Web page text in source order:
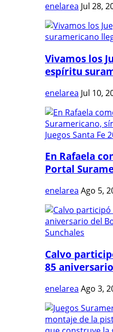
enelarea Jul 28,
Vivamos los
espíritu
enelarea Jul 10,
En Rafaela
Portal
enelarea Ago 5,
Calvo
85
enelarea Ago 3,